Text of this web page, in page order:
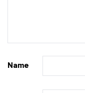
Name